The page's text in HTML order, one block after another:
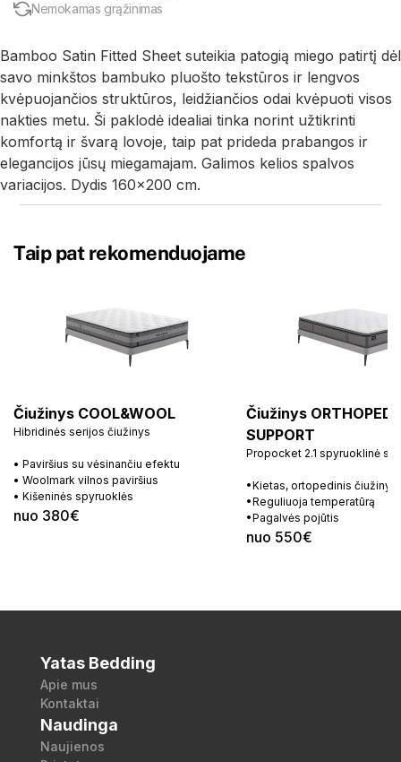
Nemokamas grąžinimas
Bamboo Satin Fitted Sheet suteikia patogią miego patirtį dėl
savo minkštos bambuko pluošto tekstūros ir lengvos
kvėpuojančios struktūros, leidžiančios odai kvėpuoti visos
nakties metu. Ši paklodė idealiai tinka norint užtikrinti
komfortą ir švarą lovoje, taip pat prideda prabangos ir
elegancijos jūsų miegamajam. Galimos kelios spalvos
variacijos. Dydis 160x200 cm.
Taip pat rekomenduojame
Čiužinys COOL&WOOL
Hibridinės serijos čiužinys
• Paviršius su vėsinančiu efektu
• Woolmark vilnos paviršius
• Kišeninės spyruoklės
nuo 380€
Čiužinys
SUPPORT
Propocket 2.1 spyruoklinė
•Kietas, ortopedinis čiužinys
•Reguliuoja temperatūrą
•Pagalvės pojūtis
nuo 550€
Yatas Bedding
Apie mus
Kontaktai
Naudinga
Naujienos